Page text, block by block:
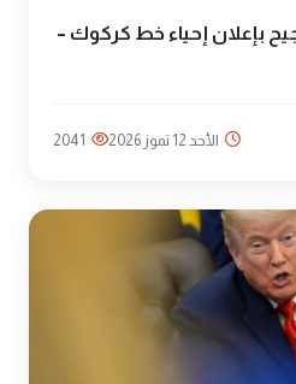
بإعلان إحياء خط كركوك –
الأحد 12 تموز 2026 2041